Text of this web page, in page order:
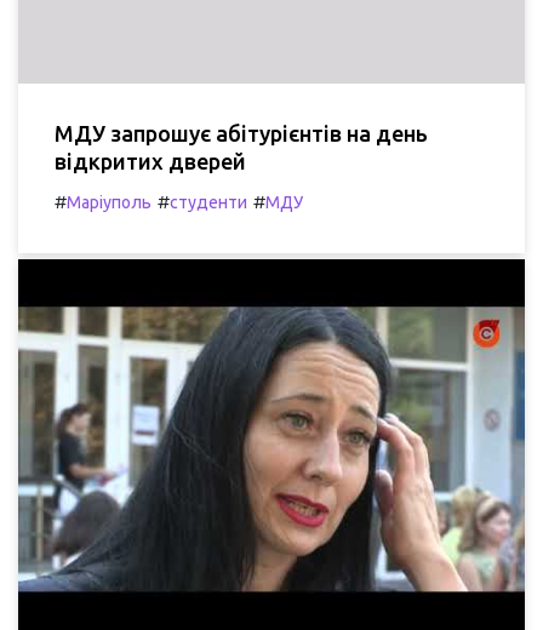
МДУ запрошує абітурієнтів на день
відкритих дверей
#Маріуполь #студенти #МДУ